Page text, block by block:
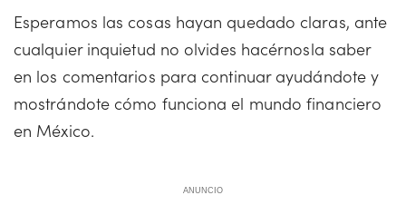
Esperamos las cosas hayan quedado claras, ante
cualquier inquietud no olvides hacérnosla saber
en los comentarios para continuar ayudándote y
mostrándote cómo funciona el mundo financiero
en México.
ANUNCIO